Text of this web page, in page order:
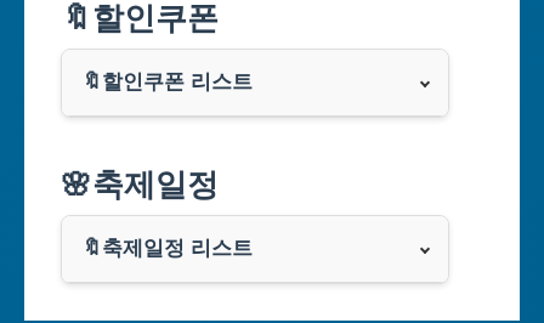
부산광역시
대구광역시
인천광역시
광주광역시
대전광역시
🔖할인쿠폰
🔖할인쿠폰 리스트
쿠팡
클룩
🌸축제일정
🔖축제일정 리스트